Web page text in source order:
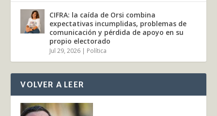
CIFRA: la caída de Orsi combina
expectativas incumplidas, problemas de
comunicación y pérdida de apoyo en su
propio electorado
Jul 29, 2026 | Política
VOLVER A LEER